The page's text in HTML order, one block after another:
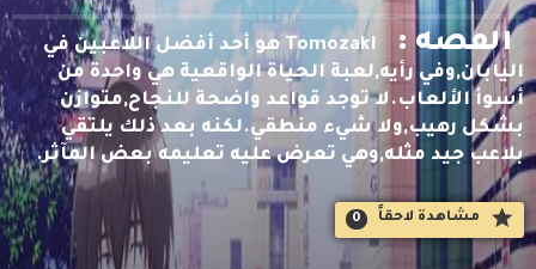
القصه :
Tomozaki هو أحد أفضل اللاعبين في
اليابان,وفي رأيه,لعبة الحياة الواقعية هي واحدة من
أسوأ الألعاب.لا توجد قواعد واضحة للنجاح,متوازن
بشكل رهيب,ولا شيء منطقي.لكنه بعد ذلك يلتقي
بلاعب جيد مثله,وهي تعرض عليه تعليمه بعض المآثر.
مشاهدة لاحقاََ 0